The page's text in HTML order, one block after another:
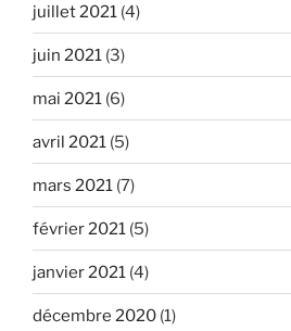
juillet 2021 (4)
juin 2021 (3)
mai 2021 (6)
avril 2021 (5)
mars 2021 (7)
février 2021 (5)
janvier 2021 (4)
décembre 2020 (1)